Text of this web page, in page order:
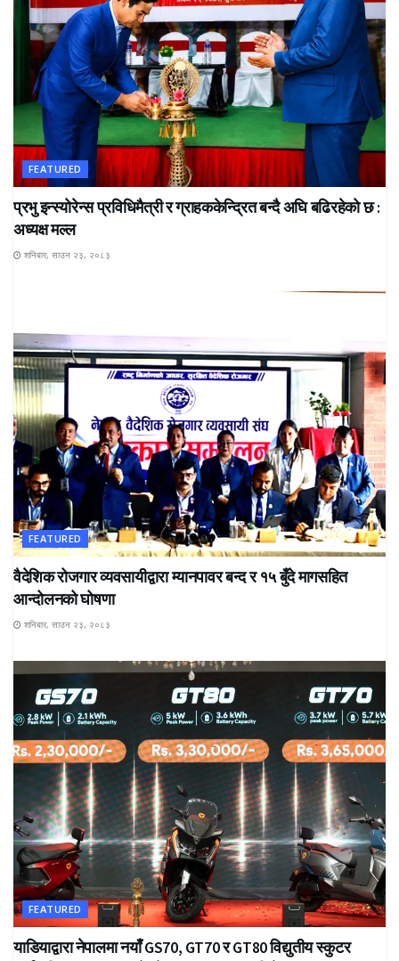
FEATURED
प्रभु इन्स्योरेन्स प्रविधिमैत्री र ग्राहककेन्द्रित बन्दै अघि बढिरहेको छ :
अध्यक्ष मल्ल
शनिबार, साउन २३, २०८३
FEATURED
वैदेशिक रोजगार व्यवसायीद्वारा म्यानपावर बन्द र १५ बुँदे मागसहित
आन्दोलनको घोषणा
शनिबार, साउन २३, २०८३
FEATURED
याडियाद्वारा नेपालमा नयाँ GS70, GT70 र GT80 विद्युतीय स्कुटर